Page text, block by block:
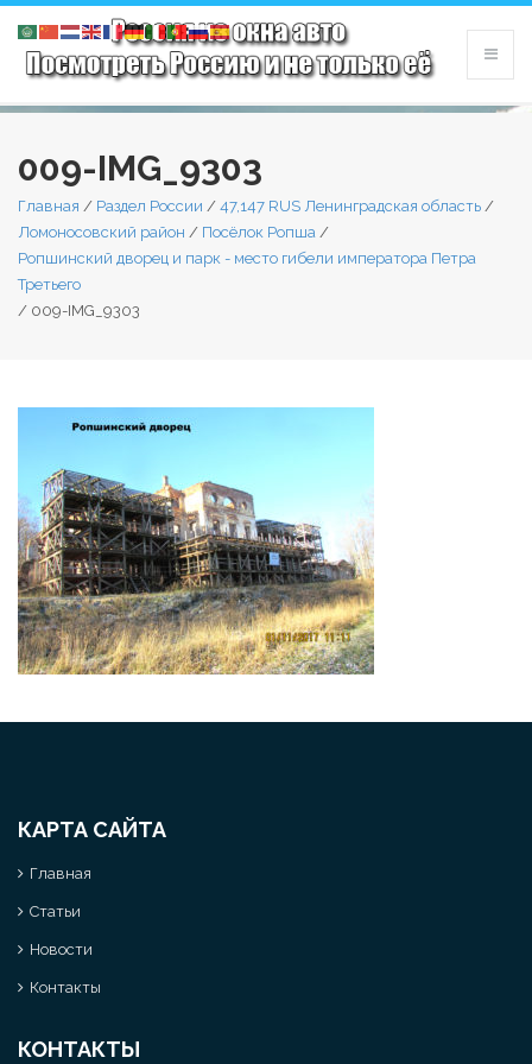
009-IMG_9303
Главная / Раздел России / 47,147 RUS Ленинградская область /
Ломоносовский район / Посёлок Ропша /
Ропшинский дворец и парк - место гибели императора Петра
Третьего
/ 009-IMG_9303
КАРТА САЙТА
Главная
Статьи
Новости
Контакты
КОНТАКТЫ